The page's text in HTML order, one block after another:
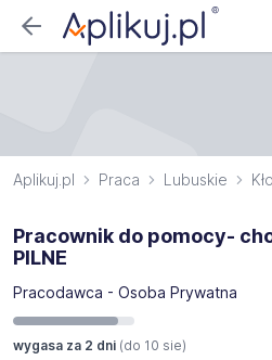
Aplikuj.pl Praca Lubuskie
Pracownik do pomocy-
PILNE
Pracodawca - Osoba Prywatna
wygasa za 2 dni (do 10 sie)